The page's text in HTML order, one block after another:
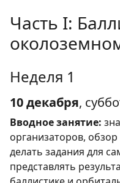
Часть I:
Неделя 1
10 декабря,
Вводное занятие:
организаторов,
делать задания для
представлять